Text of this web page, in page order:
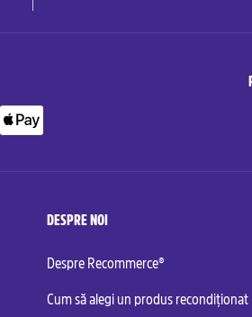
DESPRE NOI
Despre Recommerce®
Cum să alegi un produs recondiționat